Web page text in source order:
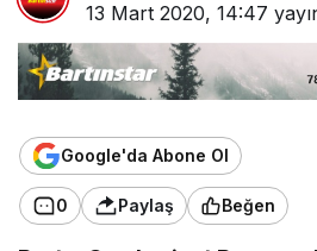
13 Mart 2020, 14:47
Google'da Abone Ol
0 Paylaş Beğen